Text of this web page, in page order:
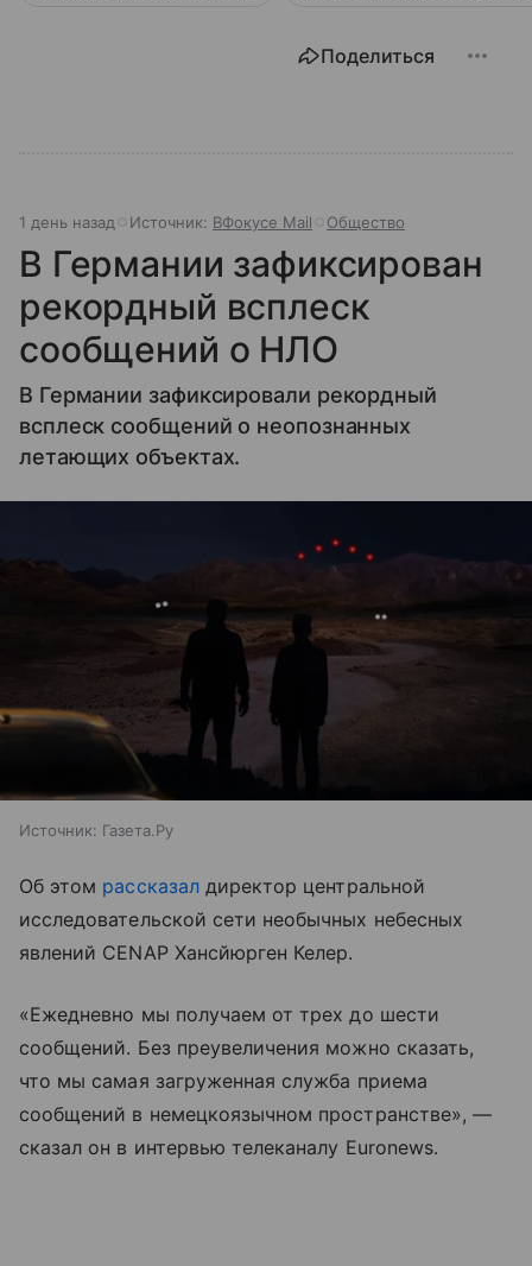
Поделиться
1 день назад Источник: ВФокусе Mail Общество
В Германии зафиксирован
рекордный всплеск
сообщений о НЛО
В Германии зафиксировали рекордный
всплеск сообщений о неопознанных
летающих объектах.
Источник: Газета.Ру
Об этом рассказалдиректор центральной
исследовательской сети необычных небесных
явлений CENAP Хансйюрген Келер.
«Ежедневно мы получаем от трех до шести
сообщений. Без преувеличения можно сказать,
что мы самая загруженная служба приема
сообщений в немецкоязычном пространстве», —
сказал он в интервью телеканалу Euronews.